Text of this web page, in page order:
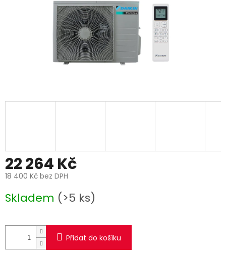
22 264 Kč
18 400 Kč bez DPH
cena:
Skladem (>5 ks)
Přidat do košíku